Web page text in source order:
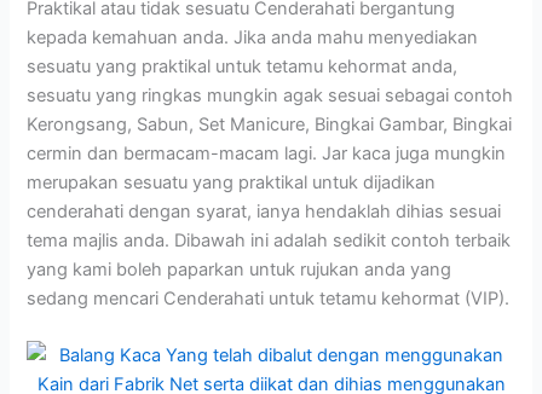
Praktikal atau tidak sesuatu Cenderahati bergantung
kepada kemahuan anda. Jika anda mahu menyediakan
sesuatu yang praktikal untuk tetamu kehormat anda,
sesuatu yang ringkas mungkin agak sesuai sebagai contoh
Kerongsang, Sabun, Set Manicure, Bingkai Gambar, Bingkai
cermin dan bermacam-macam lagi. Jar kaca juga mungkin
merupakan sesuatu yang praktikal untuk dijadikan
cenderahati dengan syarat, ianya hendaklah dihias sesuai
tema majlis anda. Dibawah ini adalah sedikit contoh terbaik
yang kami boleh paparkan untuk rujukan anda yang
sedang mencari Cenderahati untuk tetamu kehormat (VIP).